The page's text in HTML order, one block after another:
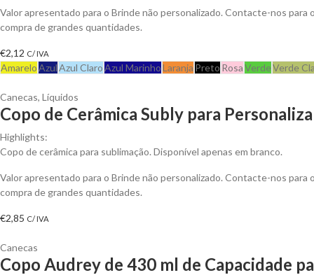
Valor apresentado para o Brinde não personalizado. Contacte-nos para
compra de grandes quantidades.
€2,12 C/ IVA
AmareloAzulAzul ClaroAzul MarinhoLaranja Preto RosaVerdeVerde
Canecas, Líquidos
Copo de Cerâmica Subly para
Highlights:
Copo de cerâmica para sublimação. Disponível apenas em branco.
Valor apresentado para o Brinde não personalizado. Contacte-nos para
compra de grandes quantidades.
€2,85 C/ IVA
Canecas
Copo Audrey de 430 ml de Capacidade